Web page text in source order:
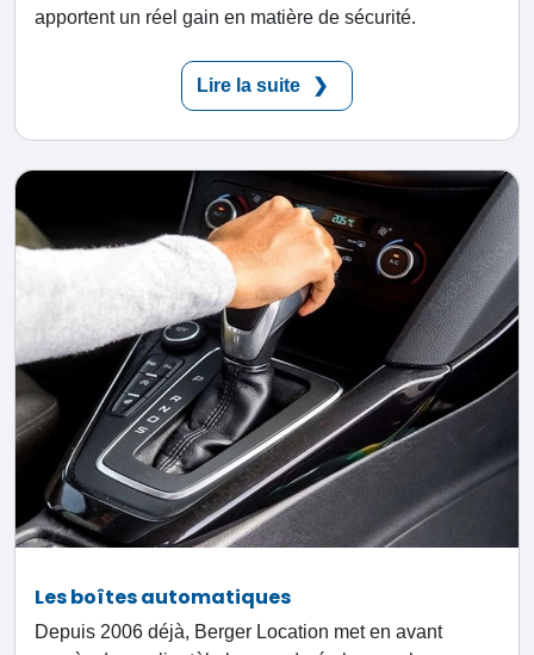
apportent un réel gain en matière de sécurité.
Lire la suite
Les boîtes automatiques
Depuis 2006 déjà, Berger Location met en avant